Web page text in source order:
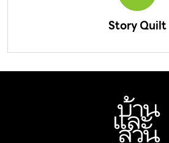
Story Quilt